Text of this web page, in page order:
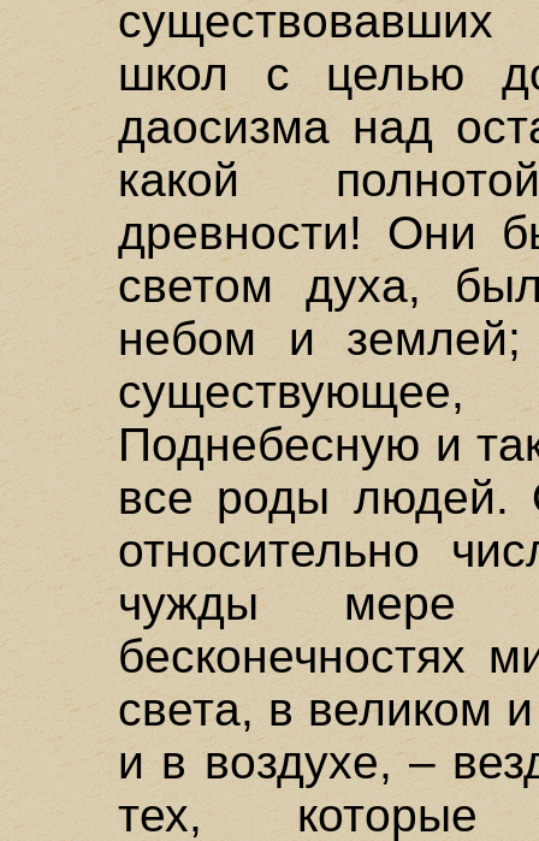
школ с целью
даосизма над
какой
древности! Они
светом духа,
небом и землей;
Поднебесную и
все роды людей.
относительно
чужды мере
бесконечностях
света, в великом
и в воздухе, –
тех, которые